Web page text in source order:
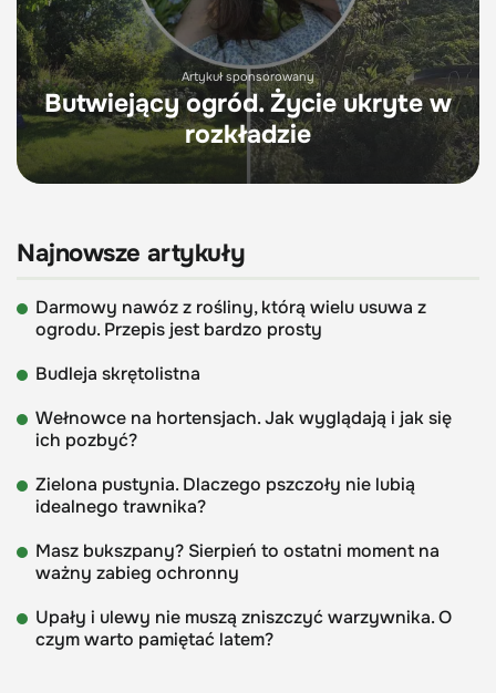
Artykuł sponsorowany
Butwiejący ogród. Życie ukryte w
rozkładzie
Najnowsze artykuły
Darmowy nawóz z rośliny, którą wielu usuwa z
ogrodu. Przepis jest bardzo prosty
Budleja skrętolistna
Wełnowce na hortensjach. Jak wyglądają i jak się
ich pozbyć?
Zielona pustynia. Dlaczego pszczoły nie lubią
idealnego trawnika?
Masz bukszpany? Sierpień to ostatni moment na
ważny zabieg ochronny
Upały i ulewy nie muszą zniszczyć warzywnika. O
czym warto pamiętać latem?